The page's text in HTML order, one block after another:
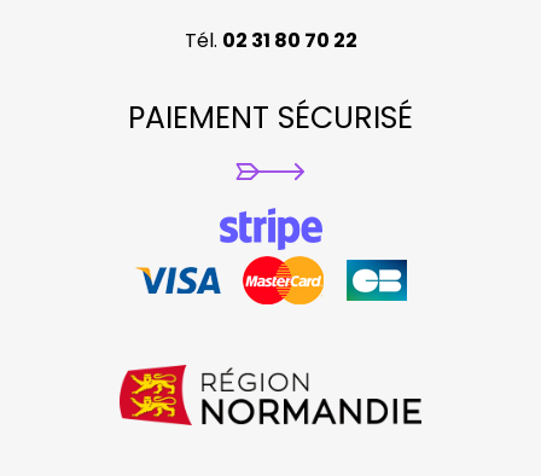
Tél. 02 31 80 70 22
PAIEMENT SÉCURISÉ